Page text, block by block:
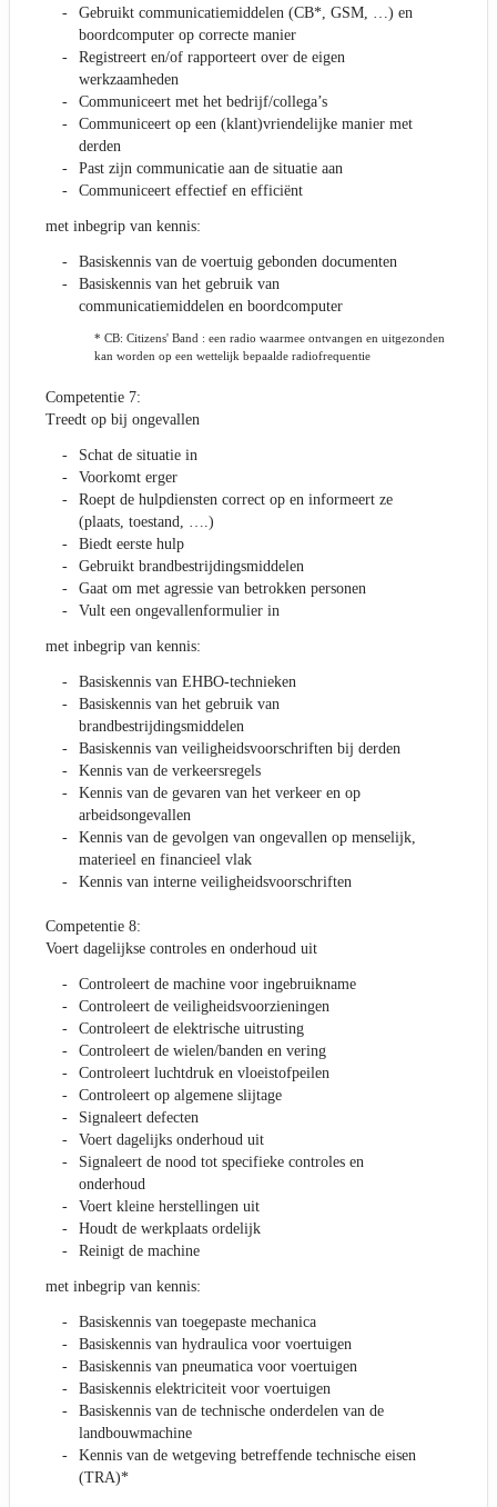
Gebruikt communicatiemiddelen (CB*, GSM, …) en
boordcomputer op correcte manier
Registreert en/of rapporteert over de eigen
werkzaamheden
Communiceert met het bedrijf/collega’s
Communiceert op een (klant)vriendelijke manier met
derden
Past zijn communicatie aan de situatie aan
Communiceert effectief en efficiënt
met inbegrip van kennis:
Basiskennis van de voertuig gebonden documenten
Basiskennis van het gebruik van
communicatiemiddelen en boordcomputer
* CB: Citizens' Band : een radio waarmee ontvangen en uitgezonden
kan worden op een wettelijk bepaalde radiofrequentie
Competentie 7:
Treedt op bij ongevallen
Schat de situatie in
Voorkomt erger
Roept de hulpdiensten correct op en informeert ze
(plaats, toestand, ….)
Biedt eerste hulp
Gebruikt brandbestrijdingsmiddelen
Gaat om met agressie van betrokken personen
Vult een ongevallenformulier in
met inbegrip van kennis:
Basiskennis van EHBO-technieken
Basiskennis van het gebruik van
brandbestrijdingsmiddelen
Basiskennis van veiligheidsvoorschriften bij derden
Kennis van de verkeersregels
Kennis van de gevaren van het verkeer en op
arbeidsongevallen
Kennis van de gevolgen van ongevallen op menselijk,
materieel en financieel vlak
Kennis van interne veiligheidsvoorschriften
Competentie 8:
Voert dagelijkse controles en onderhoud uit
Controleert de machine voor ingebruikname
Controleert de veiligheidsvoorzieningen
Controleert de elektrische uitrusting
Controleert de wielen/banden en vering
Controleert luchtdruk en vloeistofpeilen
Controleert op algemene slijtage
Signaleert defecten
Voert dagelijks onderhoud uit
Signaleert de nood tot specifieke controles en
onderhoud
Voert kleine herstellingen uit
Houdt de werkplaats ordelijk
Reinigt de machine
met inbegrip van kennis:
Basiskennis van toegepaste mechanica
Basiskennis van hydraulica voor voertuigen
Basiskennis van pneumatica voor voertuigen
Basiskennis elektriciteit voor voertuigen
Basiskennis van de technische onderdelen van de
landbouwmachine
Kennis van de wetgeving betreffende technische eisen
(TRA)*